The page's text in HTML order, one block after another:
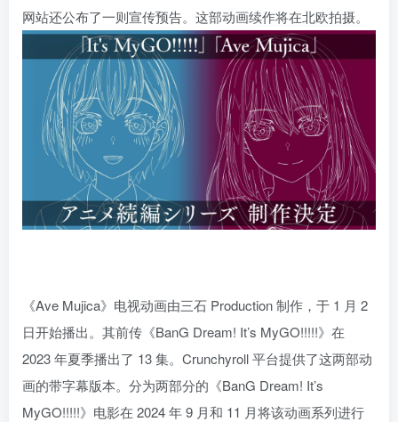
网站还公布了一则宣传预告。这部动画续作将在北欧拍摄。
《Ave Mujica》电视动画由三石 Production 制作，于 1 月 2
日开始播出。其前传《BanG Dream! It’s MyGO!!!!!》在
2023 年夏季播出了 13 集。Crunchyroll 平台提供了这两部动
画的带字幕版本。分为两部分的《BanG Dream! It’s
MyGO!!!!!》电影在 2024 年 9 月和 11 月将该动画系列进行